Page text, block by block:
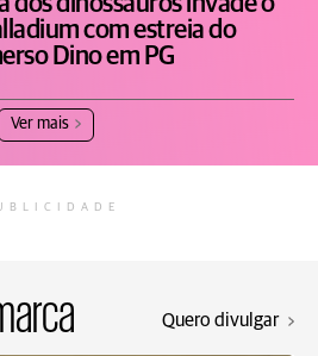
com estreia do
Dino em PG
Ver mais
Quero divulgar